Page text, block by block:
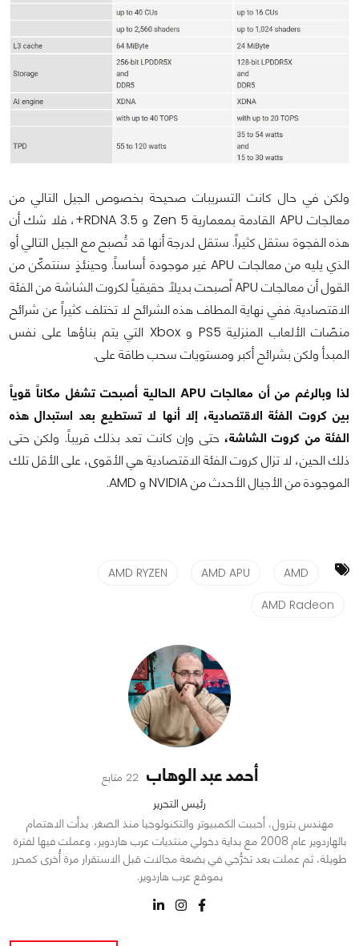
ولكن في حال كانت التسريبات صحيحة بخصوص الجيل التالي من
معالجات APU القادمة بمعمارية Zen 5 و RDNA 3.5+، فلا شك أن
هذه الفجوة ستقل كثيراً. ستقل لدرجة أنها قد تُصبح مع الجيل التالي أو
الذي يليه من معالجات APU غير موجودة أساساً. وحينئذٍ سنتمكّن من
القول أن معالجات APU اًصبحت بديلاً حقيقياً لكروت الشاشة من الفئة
الاقتصادية. ففي نهاية المطاف هذه الشرائح لا تختلف كثيراً عن شرائح
منصّات الألعاب المنزلية PS5 و Xbox التي يتم بناؤها على نفس
المبدأ ولكن بشرائح أكبر ومستويات سحب طاقة على.
لذا وبالرغم من أن معالجات APU الحالية أصبحت تشغل مكاناً قوياً
بين كروت الفئة الاقتصادية، إلا أنها لا تستطيع بعد استبدال هذه
الفئة من كروت الشاشة، حتى وإن كانت تعد بذلك قريباً. ولكن حتى
ذلك الحين، لا تزال كروت الفئة الاقتصادية هي الأقوى، على الأقل تلك
الموجودة من الأجيال الأحدث من NVIDIA و AMD.
AMD
AMD APU
AMD RYZEN
AMD Radeon
أحمد عبد الوهاب 22 متابع
رئيس التحرير
مهندس بترول، أحببت الكمبيوتر والتكنولوجيا منذ الصغر. بدأت الاهتمام
بالهاردوير عام 2008 مع بداية دخولي منتديات عرب هاردوير، وعملت فيها لفترة
طويلة، ثم عملت بعد تخرُّجي في بضعة مجالات قبل الاستقرار مرة أُخرى كمحرر
بموقع عرب هاردوير.